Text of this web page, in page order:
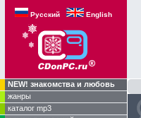
Русский English
NEW! знакомства и любовь
жанры
каталог mp3